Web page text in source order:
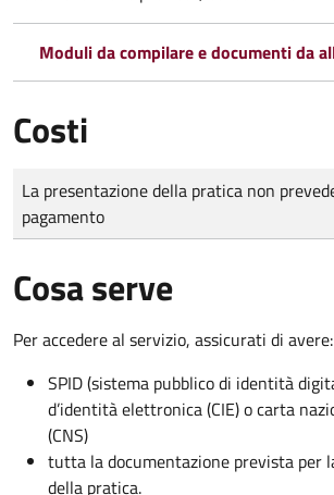
Moduli da compilare e documenti da
Costi
Tipo di pagamento
Importo
La presentazione della pratica non
pagamento
Cosa serve
Per accedere al servizio, assicurati di avere:
SPID (sistema pubblico di identità
d’identità elettronica (CIE) o carta
(CNS)
tutta la documentazione prevista per
della pratica.